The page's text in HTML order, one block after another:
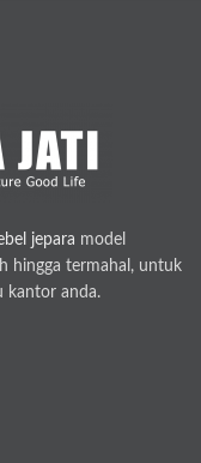
jepara model
hingga termahal, untuk
kantor anda.